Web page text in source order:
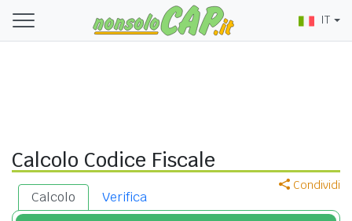
IT
Calcolo Codice Fiscale
Condividi
Calcolo Verifica